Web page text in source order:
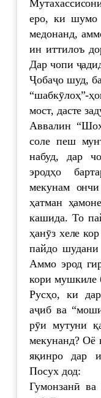
еро, ки шумо
медонанд,
ин иттилоъ
Дар чопи
Ҷобаҷо шуд,
“шабкӯлоҳ”-
мост, дасте
Аввалин
соле пеш
набуд, дар
эродҳо
мекунам
ҳатман
кашида. То
ҳанӯз хеле
пайдо
Аммо эрод
кори мушкиле
Русҳо, ки
аҷиб ва
рӯи мутуни
мекунанд? Оё
яқинро дар
Посух дод:
Гумонзанӣ